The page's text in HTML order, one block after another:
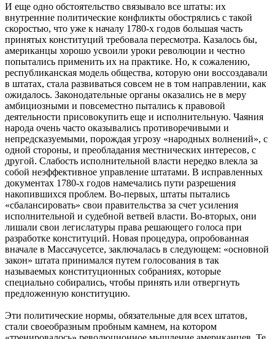
И еще одно обстоятельство связывало все штаты: их
внутренние политические конфликты обострялись с такой
скоростью, что уже к началу 1780-х годов большая часть
принятых конституций требовала пересмотра. Казалось бы,
американцы хорошо усвоили уроки революции и честно
попытались применить их на практике. Но, к сожалению,
республиканская модель общества, которую они воссоздавали
в штатах, стала развиваться совсем не в том направлении, как
ожидалось. Законодательные органы оказались не в меру
амбициозными и повсеместно пытались к правовой
деятельности присовокупить еще и исполнительную. Чаяния
народа очень часто оказывались противоречивыми и
непредсказуемыми, порождая угрозу «народных волнений», с
одной стороны, и преобладания местнических интересов, с
другой. Слабость исполнительной власти нередко влекла за
собой неэффективное управление штатами. В исправленных
документах 1780-х годов намечались пути разрешения
накопившихся проблем. Во-первых, штаты пытались
«сбалансировать» свои правительства за счет усиления
исполнительной и судебной ветвей власти. Во-вторых, они
лишали свои легислатуры права решающего голоса при
разработке конституций. Новая процедура, опробованная
вначале в Массачусетсе, заключалась в следующем: «основной
закон» штата принимался путем голосования в так
называемых конституционных собраниях, которые
специально собирались, чтобы принять или отвергнуть
предложенную конституцию.
Эти политические нормы, обязательные для всех штатов,
стали своеобразным пробным камнем, на котором